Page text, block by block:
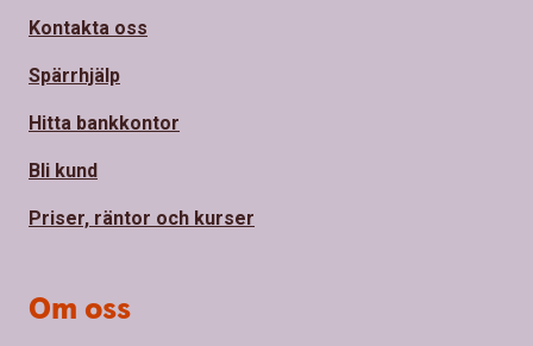
Kontakta oss
Spärrhjälp
Hitta bankkontor
Bli kund
Priser, räntor och kurser
Om oss